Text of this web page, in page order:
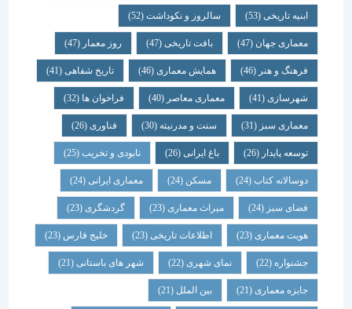
ابنیه تاریخی(53) سالروز و نکوداشت(52)
معماری جهان (47) بافت تاریخی(47) روز معمار(47)
فرهنگ و هنر(46) همایش معماری (46) تاریخ شفاهی (41)
شهرسازی(41) معماری معاصر(40) فراخوان ها (32)
معماری سبز(31) سنت و مدرنیته(30) فناوری (26)
توسعه پایدار(26) باغ ایرانی(26) نابودی و تخریب(25)
دوسالانه کتاب(24) مسکن (24) معماری ایرانی(24)
فضای سبز(24) میراث معماری (23) گردشگری (23)
هویت معماری (23) اطلاعات تاریخی(23) خلیج فارس(23)
جشنواره(22) نمای شهری(22) شهر های باستانی (21)
جایزه معماری (21) بین الملل(21)